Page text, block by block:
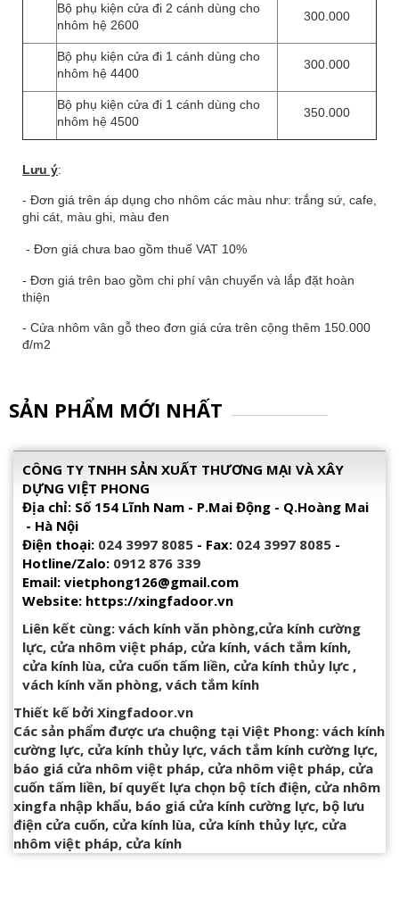
Bộ phụ kiện cửa đi 2 cánh dùng cho
nhôm hệ 2600
300.000
Bộ phụ kiện cửa đi 1 cánh dùng cho
nhôm hệ 4400
300.000
Bộ phụ kiện cửa đi 1 cánh dùng cho
nhôm hệ 4500
350.000
Lưu ý:
- Đơn giá trên áp dụng cho nhôm các màu như: trắng sứ, cafe,
ghi cát, màu ghi, màu đen
- Đơn giá chưa bao gồm thuế VAT 10%
- Đơn giá trên bao gồm chi phí vân chuyển và lắp đặt hoàn
thiện
- Cửa nhôm vân gỗ theo đơn giá cửa trên cộng thêm 150.000
đ/m2
SẢN PHẨM MỚI NHẤT
CÔNG TY TNHH SẢN XUẤT THƯƠNG MẠI VÀ XÂY
DỰNG VIỆT PHONG
Địa chỉ: Số 154 Lĩnh Nam - P.Mai Động - Q.Hoàng Mai
- Hà Nội
Điện thoại: 024 3997 8085 - Fax: 024 3997 8085 -
Hotline/Zalo: 0912 876 339
Email: vietphong126@gmail.com
Website: https://xingfadoor.vn
Liên kết cùng: vách kính văn phòng,cửa kính cường
lực, cửa nhôm việt pháp, cửa kính, vách tắm kính,
cửa kính lùa, cửa cuốn tấm liền, cửa kính thủy lực ,
vách kính văn phòng, vách tắm kính
Thiết kế bởi Xingfadoor.vn
Các sản phẩm được ưa chuộng tại Việt Phong: vách kính
cường lực, cửa kính thủy lực, vách tắm kính cường lực,
báo giá cửa nhôm việt pháp, cửa nhôm việt pháp, cửa
cuốn tấm liền, bí quyết lựa chọn bộ tích điện, cửa nhôm
xingfa nhập khẩu, báo giá cửa kính cường lực, bộ lưu
điện cửa cuốn, cửa kính lùa, cửa kính thủy lực, cửa
nhôm việt pháp, cửa kính